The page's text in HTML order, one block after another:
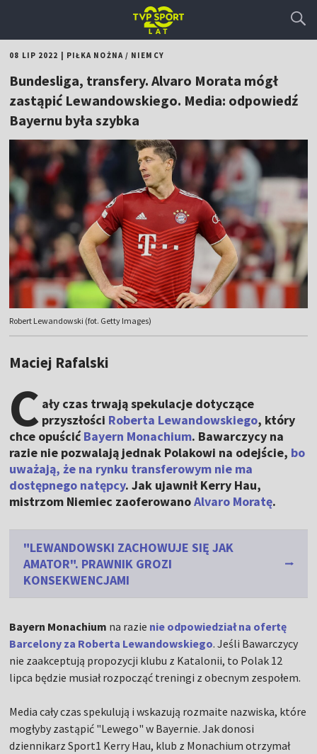
08 LIP 2022 PIŁKA NOŻNA/ NIEMCY
Bundesliga, transfery. Alvaro Morata mógł
zastąpić Lewandowskiego. Media: odpowiedź
Bayernu była szybka
Robert Lewandowski (fot. Getty Images)
Maciej Rafalski
C ały czas trwają spekulacje dotyczące
przyszłości Roberta Lewandowskiego, który
chce opuścićBayern Monachium. Bawarczycy na
razie nie pozwalają jednak Polakowi na odejście, bo
uważają, że na rynku transferowym nie ma
dostępnego natępcy. Jak ujawnił Kerry Hau,
mistrzom Niemiec zaoferowanoAlvaro Moratę.
"LEWANDOWSKI ZACHOWUJE SIĘ JAK
AMATOR". PRAWNIK GROZI
KONSEKWENCJAMI
Bayern Monachium na razie nie odpowiedział na ofertę
Barcelony za Roberta Lewandowskiego. Jeśli Bawarczycy
nie zaakceptują propozycji klubu z Katalonii, to Polak 12
lipca będzie musiał rozpocząć treningi z obecnym zespołem.
Media cały czas spekulują i wskazują rozmaite nazwiska, które
mogłyby zastąpić "Lewego" w Bayernie. Jak donosi
dziennikarz Sport1 Kerry Hau, klub z Monachium otrzymał